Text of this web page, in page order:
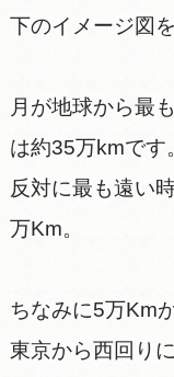
下のイメージ図
月が地球から最
は約35万kmです
反対に最も遠い
万Km。
ちなみに5万Km
東京から西回り